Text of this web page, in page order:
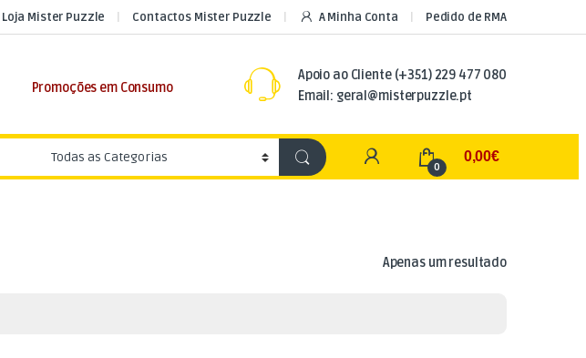
Loja Mister Puzzle Contactos Mister Puzzle A Minha Conta Pedido de RMA
Promoções em Consumo
Apoio ao Cliente(+351) 229 477 080
Email: geral@misterpuzzle.pt
My Account
0
0,00€
Apenas um resultado